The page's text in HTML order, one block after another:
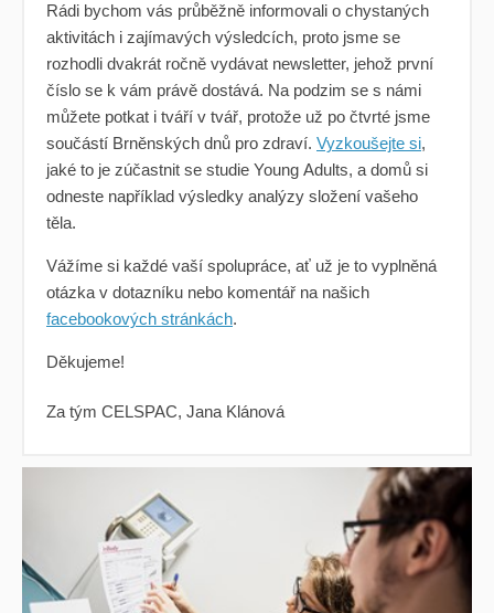
Rádi bychom vás průběžně informovali o chystaných
aktivitách i zajímavých výsledcích, proto jsme se
rozhodli dvakrát ročně vydávat newsletter, jehož první
číslo se k vám právě dostává. Na podzim se s námi
můžete potkat i tváří v tvář, protože už po čtvrté jsme
součástí Brněnských dnů pro zdraví. Vyzkoušejte si,
jaké to je zúčastnit se studie Young Adults, a domů si
odneste například výsledky analýzy složení vašeho
těla.
Vážíme si každé vaší spolupráce, ať už je to vyplněná
otázka v dotazníku nebo komentář na našich
facebookových stránkách.
Děkujeme!
Za tým CELSPAC, Jana Klánová